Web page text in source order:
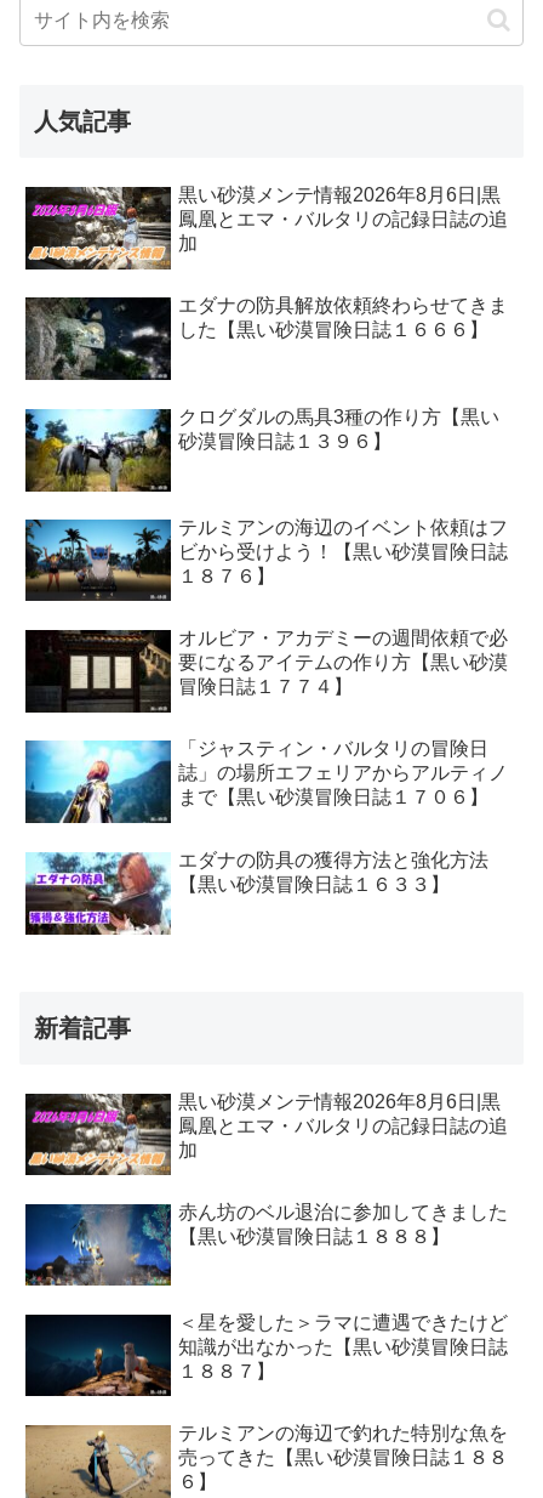
人気記事
黒い砂漠メンテ情報2026年8月6日|黒
鳳凰とエマ・バルタリの記録日誌の追
加
エダナの防具解放依頼終わらせてきま
した【黒い砂漠冒険日誌１６６６】
クログダルの馬具3種の作り方【黒い
砂漠冒険日誌１３９６】
テルミアンの海辺のイベント依頼はフ
ビから受けよう！【黒い砂漠冒険日誌
１８７６】
オルビア・アカデミーの週間依頼で必
要になるアイテムの作り方【黒い砂漠
冒険日誌１７７４】
「ジャスティン・バルタリの冒険日
誌」の場所エフェリアからアルティノ
まで【黒い砂漠冒険日誌１７０６】
エダナの防具の獲得方法と強化方法
【黒い砂漠冒険日誌１６３３】
新着記事
黒い砂漠メンテ情報2026年8月6日|黒
鳳凰とエマ・バルタリの記録日誌の追
加
赤ん坊のベル退治に参加してきました
【黒い砂漠冒険日誌１８８８】
＜星を愛した＞ラマに遭遇できたけど
知識が出なかった【黒い砂漠冒険日誌
１８８７】
テルミアンの海辺で釣れた特別な魚を
売ってきた【黒い砂漠冒険日誌１８８
６】